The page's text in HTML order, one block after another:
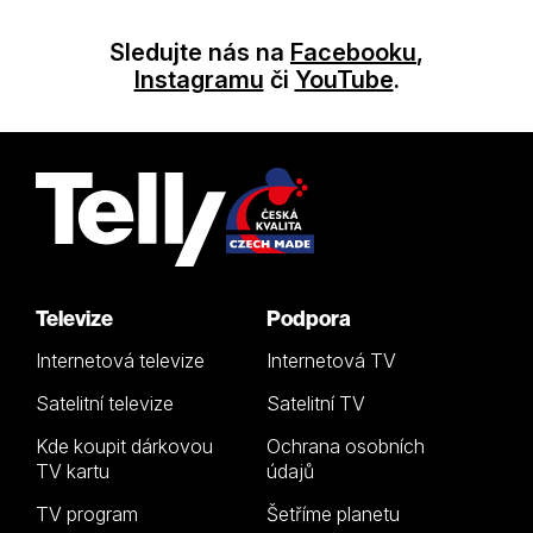
Sledujte nás na Facebooku,
Instagramu či YouTube.
Televize
Internetová televize
Satelitní televize
Kde koupit dárkovou
TV kartu
TV program
Podpora
Internetová TV
Satelitní TV
Ochrana osobních
údajů
Šetříme planetu